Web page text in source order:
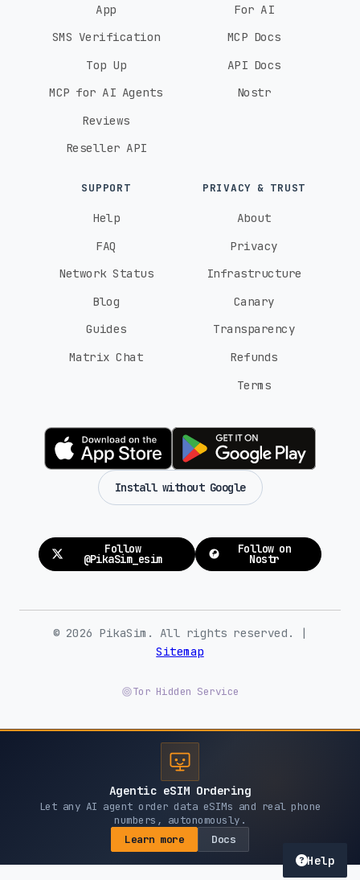
Help
App
SMS Verification
Top Up
MCP for AI Agents
Reviews
Reseller API
For AI
MCP Docs
API Docs
Nostr
SUPPORT
Help
FAQ
Network Status
Blog
Guides
Matrix Chat
PRIVACY & TRUST
About
Privacy
Infrastructure
Canary
Transparency
Refunds
Terms
Install without Google
Follow
@PikaSim_esim
Follow on
Nostr
© 2026 PikaSim. All rights reserved. |
Sitemap
Tor Hidden Service
Agentic eSIM Ordering
Let any AI agent order data eSIMs and real phone
numbers, autonomously.
Learn more
Docs